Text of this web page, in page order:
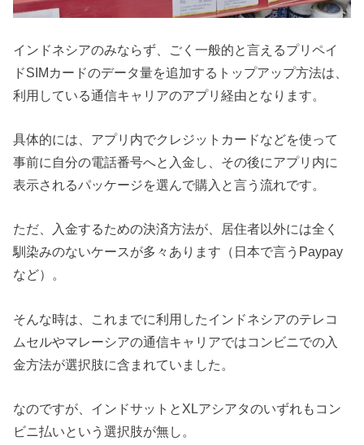
インドネシアのみならず、ごく一般的と言えるプリペイ
ドSIMカードのデータ量を追加するトップアップ方法は、
利用している通信キャリアのアプリ経由となります。
具体的には、アプリ内でクレジットカードなどを使って
事前に自分の電話番号へと入金し、その後にアプリ内に
表示されるパッケージを選んで購入と言う流れです。
ただ、入金するための決済方法が、居住者以外には全く
馴染みのないケースが多々あります（日本で言うPaypay
など）。
そんな時は、これまでに利用したインドネシアのテレコ
ムセルやマレーシアの通信キャリアではコンビニでの入
金方法が選択肢に含まれていました。
なのですが、インドサットとXLアシアタのいずれもコン
ビニ払いという選択肢が無し。